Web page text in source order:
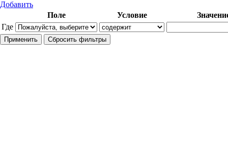
Добавить
Где
Поле Условие